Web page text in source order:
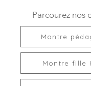
Parcourez nos
Montre
Montre fille